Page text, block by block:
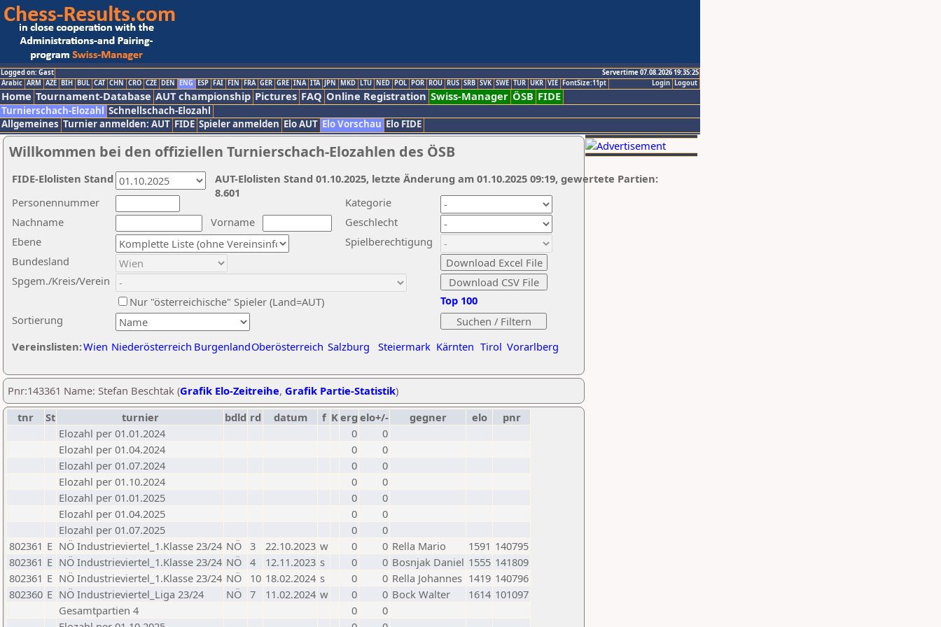
Logged on: Gast
Servertime 07.08.2026 19:35:25
Logout
Login
Arabic ARM AZE BIH BUL CAT CHN CRO CZE DEN ENG ESP FAI FIN FRA GER GRE INA ITA JPN MKD LTU NED POL POR ROU RUS SRB SVK SWE TUR UKR VIE FontSize:11pt
Home Tournament-Database AUT championship Pictures FAQ Online Registration Swiss-Manager ÖSB FIDE
Turnierschach-Elozahl Schnellschach-Elozahl
Allgemeines Turnier anmelden: AUT FIDE Spieler anmelden Elo AUT Elo Vorschau Elo FIDE
Willkommen bei den offiziellen Turnierschach-Elozahlen des ÖSB
Nachname
Vorname
Ebene
Kategorie
Sortierung
Personennummer
Bundesland
Spgem./Kreis/Verein
Geschlecht
Nur "österreichische" Spieler (Land=AUT)
Spielberechtigung
Vereinslisten:Wien Niederösterreich BurgenlandOberösterreich Salzburg Steiermark Kärnten Tirol Vorarlberg
Top 100
AUT-Elolisten Stand 01.10.2025, letzte Änderung am 01.10.2025 09:19, gewertete Partien:
8.601
FIDE-Elolisten Stand
Pnr:143361 Name: Stefan Beschtak (Grafik Elo-Zeitreihe, Grafik Partie-Statistik)
tnr
St turnier bdld rd datum f Kerg elo+/- gegner elo
pnr
Elozahl per 01.01.2024
0
0
Elozahl per 01.04.2024
0
0
Elozahl per 01.07.2024
0
0
Elozahl per 01.10.2024
0
0
Elozahl per 01.01.2025
0
0
Elozahl per 01.04.2025
0
0
Elozahl per 01.07.2025
0
0
802361 E NÖ Industrieviertel_1.Klasse 23/24 NÖ 3 22.10.2023 w 0 0 Rella Mario 1591 140795
802361 E NÖ Industrieviertel_1.Klasse 23/24 NÖ 4 12.11.2023 s 0 0 Bosnjak Daniel 1555 141809
802361 E NÖ Industrieviertel_1.Klasse 23/24 NÖ 10 18.02.2024 s 0 0 Rella Johannes 1419 140796
802360 E NÖ Industrieviertel_Liga 23/24 NÖ 7 11.02.2024 w 0 0 Bock Walter 1614 101097
Gesamtpartien 4
0
0